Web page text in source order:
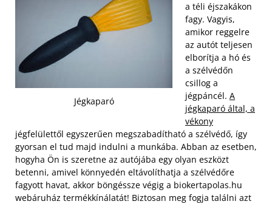
Jégkaparó
a téli éjszakákon
fagy. Vagyis,
amikor reggelre
az autót teljesen
elborítja a hó és
a szélvédőn
csillog a
jégpáncél. A
jégkaparó által, a
vékony
jégfelülettől egyszerűen megszabadítható a szélvédő, így
gyorsan el tud majd indulni a munkába. Abban az esetben,
hogyha Ön is szeretne az autójába egy olyan eszközt
betenni, amivel könnyedén eltávolíthatja a szélvédőre
fagyott havat, akkor böngéssze végig a biokertapolas.hu
webáruház termékkínálatát! Biztosan meg fogja találni azt